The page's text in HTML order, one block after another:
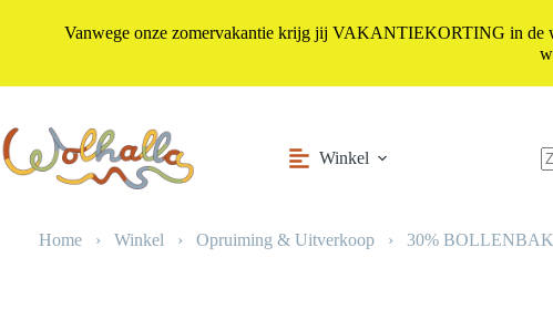
de
inhoud
Winkel
Home › Winkel › Opruiming & Uitverkoop › 30% BOLLENBAK
Vanwege onze zomervakantie krijg jij VAKANTIEKORTING in de